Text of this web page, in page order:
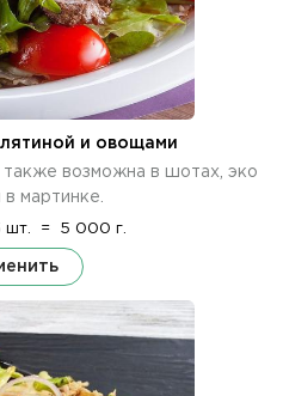
и овощами
возможна в шотах, эко
в мартинке.
шт. = 5 000 г.